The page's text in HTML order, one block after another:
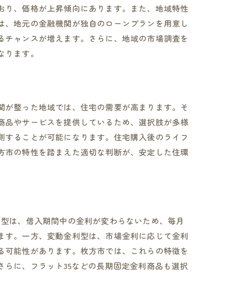
析
ト
、価格が上昇傾向にあります。また、地域特性
地元の金融機関が独自のローンプランを用意し
ャンスが増えます。さらに、地域の市場調査を
ます。
整った地域では、住宅の需要が高まります。そ
やサービスを提供しているため、選択肢が多様
ることが可能になります。住宅購入後のライフ
の特性を踏まえた適切な判断が、安定した住環
は、借入期間中の金利が変わらないため、毎月
。一方、変動金利型は、市場金利に応じて金利
能性があります。枚方市では、これらの特徴を
に、フラット35などの長期固定金利商品も選択